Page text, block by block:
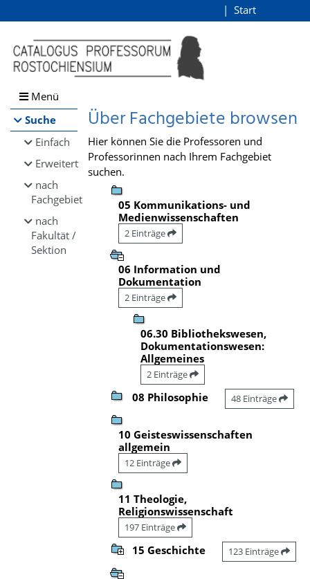
Browsen
direkt zum Inhalt
Start
Menü
Suche
Einfach
Erweitert
nach
Fachgebiet
nach
Fakultät /
Sektion
Über Fachgebiete browsen
Hier können Sie die Professoren und
Professorinnen nach Ihrem Fachgebiet
suchen.
05 Kommunikations- und
Medienwissenschaften
2 Einträge
06 Information und
Dokumentation
2 Einträge
06.30 Bibliothekswesen,
Dokumentationswesen:
Allgemeines
2 Einträge
08 Philosophie 48 Einträge
10 Geisteswissenschaften
allgemein
12 Einträge
11 Theologie,
Religionswissenschaft
197 Einträge
15 Geschichte 123 Einträge